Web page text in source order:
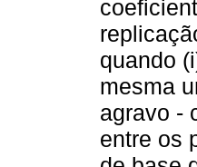
quando
mesma
agravo -
entre os